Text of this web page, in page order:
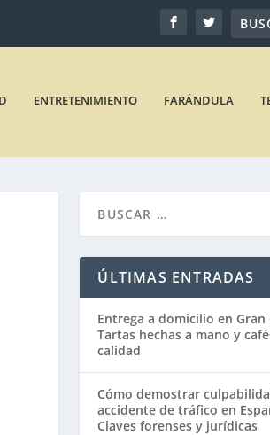
ENTRETENIMIENTO FARÁNDULA
ÚLTIMAS ENTRADAS
Entrega a domicilio en Gran
Tartas hechas a mano y
calidad
Cómo demostrar
accidente de tráfico en
Claves forenses y jurídicas